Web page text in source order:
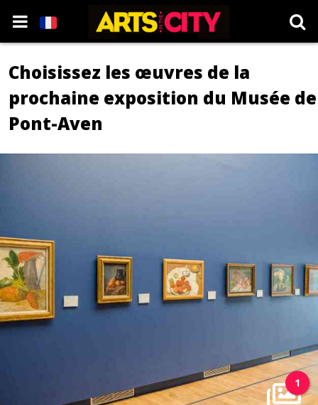
Choisissez les œuvres de la
prochaine exposition du Musée de
Pont-Aven
1